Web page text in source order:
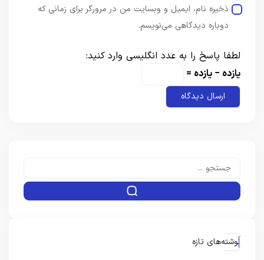
ذخیره نام، ایمیل و وبسایت من در مرورگر برای زمانی که
دوباره دیدگاهی می‌نویسم.
لطفا پاسخ را به عدد انگلیسی وارد کنید:
یازده − یازده =
نوشته‌های تازه